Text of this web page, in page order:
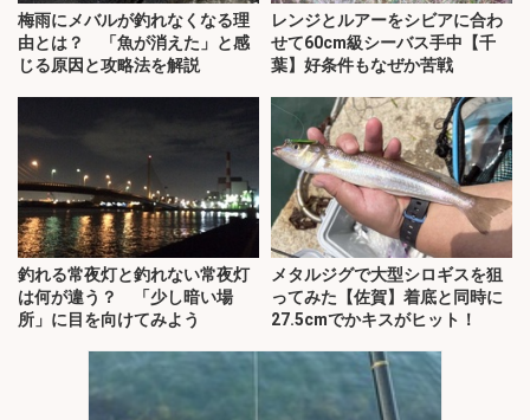
梅雨にメバルが釣れなくなる理
由とは？ 「魚が消えた」と感
じる原因と攻略法を解説
レンジとルアーをシビアに合わ
せて60cm級シーバス手中【千
葉】好条件もなぜか苦戦
釣れる常夜灯と釣れない常夜灯
は何が違う？ 「少し暗い場
所」に目を向けてみよう
メタルジグで大型シロギスを狙
ってみた【佐賀】着底と同時に
27.5cmでかキスがヒット！